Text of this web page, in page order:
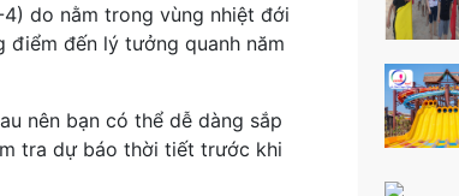
4) do nằm trong vùng nhiệt đới
đến lý tưởng quanh năm
nên bạn có thể dễ dàng sắp
tra dự báo thời tiết trước khi